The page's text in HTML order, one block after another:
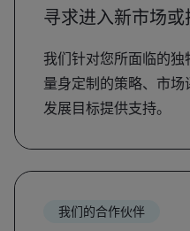
寻求进入新市场
我们针对您所面临的独
量身定制的策略、市
发展目标提供支持。
我们的合作伙伴